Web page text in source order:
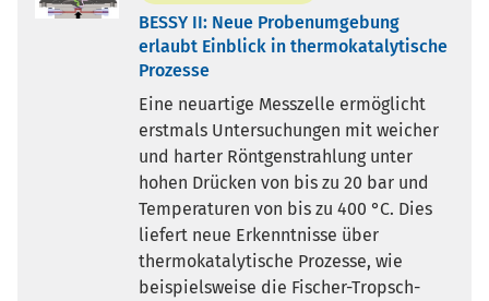
BESSY II: Neue Probenumgebung
erlaubt Einblick in thermokatalytische
Prozesse
Eine neuartige Messzelle ermöglicht
erstmals Untersuchungen mit weicher
und harter Röntgenstrahlung unter
hohen Drücken von bis zu 20 bar und
Temperaturen von bis zu 400 °C. Dies
liefert neue Erkenntnisse über
thermokatalytische Prozesse, wie
beispielsweise die Fischer-Tropsch-